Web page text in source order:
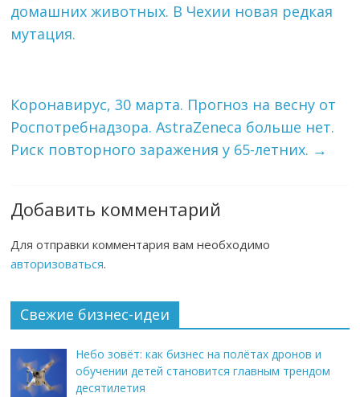
домашних животных. В Чехии новая редкая
мутация.
Коронавирус, 30 марта. Прогноз на весну от
Роспотребнадзора. AstraZeneca больше нет.
Риск повторного заражения у 65-летних. →
Добавить комментарий
Для отправки комментария вам необходимо
авторизоваться.
Свежие бизнес-идеи
Небо зовёт: как бизнес на полётах дронов и
обучении детей становится главным трендом
десятилетия